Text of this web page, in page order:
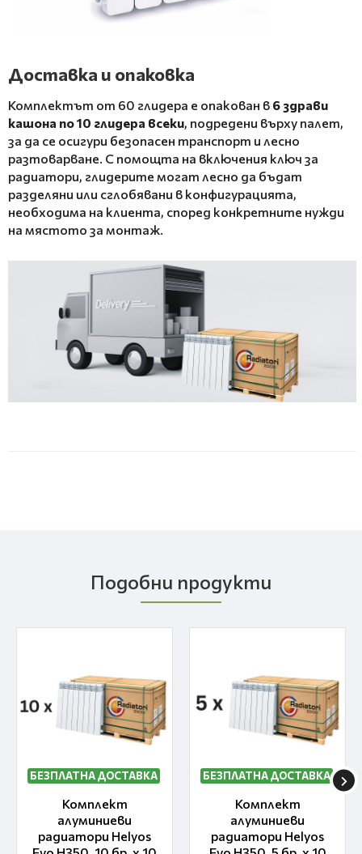
Доставка и опаковка
Комплектът от 60 глидера е опакован в 6 здрави
кашона по 10 глидера всеки, подредени върху палет,
за да се осигури безопасен транспорт и лесно
разтоварване. С помощта на включения ключ за
радиатори, глидерите могат лесно да бъдат
разделяни или сглобявани в конфигурацията,
необходима на клиента, според конкретните нужди
на мястото за монтаж.
Подобни продукти
БЕЗПЛАТНА ДОСТАВКА
Комплект
алуминиеви
радиатори Helyos
БЕЗПЛАТНА ДОСТАВКА
Комплект
алуминиеви
радиатори Helyos